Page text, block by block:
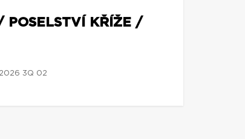
POSELSTVÍ KŘÍŽE /
3Q 02